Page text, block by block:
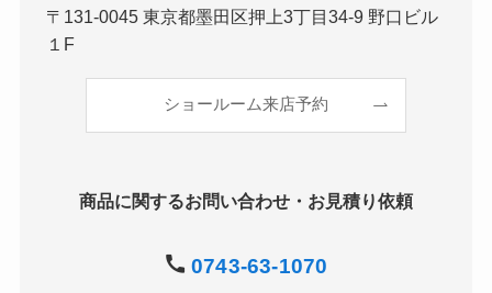
〒131-0045 東京都墨田区押上3丁目34-9 野口ビル
１F
ショールーム来店予約
商品に関するお問い合わせ・お見積り依頼
0743-63-1070